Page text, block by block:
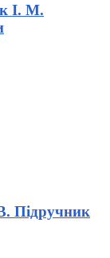
І. М.
Підручник